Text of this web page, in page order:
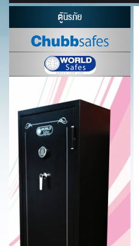
ตู้นิรภัย